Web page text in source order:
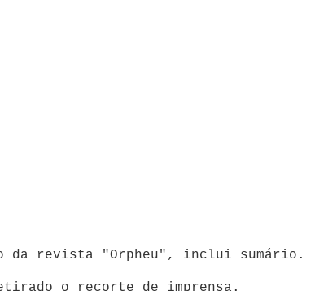
da revista "Orpheu", inclui sumário.
o recorte de imprensa.